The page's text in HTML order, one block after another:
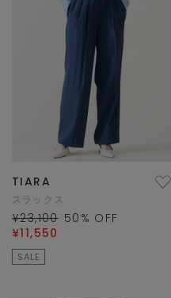
TIARA
スラックス
¥23,100 50 % OFF
¥11,550
SALE